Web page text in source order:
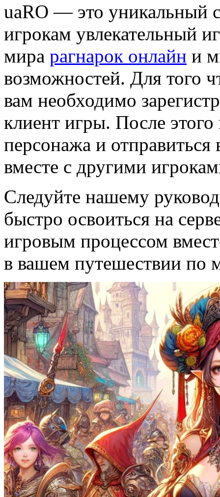
uaRO — это уникальный
игрокам увлекательный
мира рагнарок онлайн и
возможностей. Для того
вам необходимо
клиент игры. После этого
персонажа и
вместе с другими
Следуйте нашему
быстро освоиться на
игровым процессом
в вашем путешествии по